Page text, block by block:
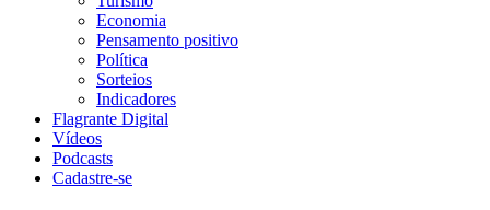
Economia
Pensamento positivo
Política
Sorteios
Indicadores
Flagrante Digital
Vídeos
Podcasts
Cadastre-se